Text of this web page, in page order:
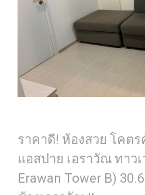
ราคาดี! ห้องสวย โคต
แอสปาย เอราวัณ ทาว
Erawan Tower B)